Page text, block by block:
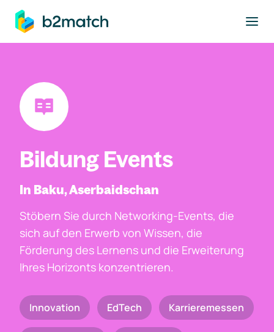
springen
Bildung Events
In Baku, Aserbaidschan
Stöbern Sie durch Networking-Events, die
sich auf den Erwerb von Wissen, die
Förderung des Lernens und die Erweiterung
Ihres Horizonts konzentrieren.
Innovation EdTech Karrieremessen